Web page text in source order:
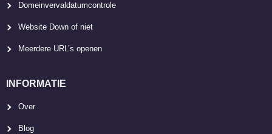
Domeinvervaldatumcontrole
Website Down of niet
Meerdere URL’s openen
INFORMATIE
Over
Blog